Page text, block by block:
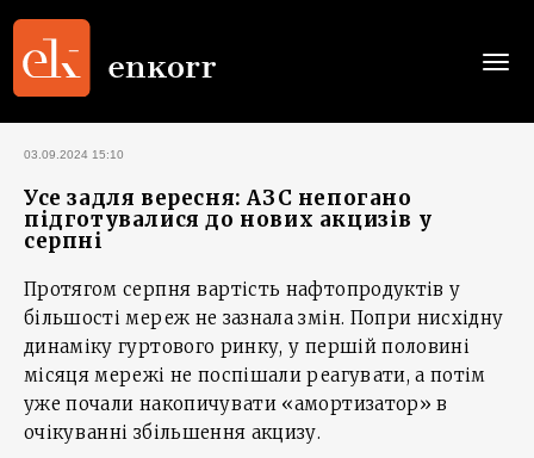
03.09.2024 15:10
Усе задля вересня: АЗС непогано
підготувалися до нових акцизів у
серпні
Протягом серпня вартість нафтопродуктів у
більшості мереж не зазнала змін. Попри нисхідну
динаміку гуртового ринку, у першій половині
місяця мережі не поспішали реагувати, а потім
уже почали накопичувати «амортизатор» в
очікуванні збільшення акцизу.